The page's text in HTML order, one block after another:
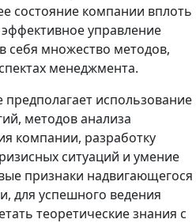
состояние компании вплоть
управление
себя множество методов,
менеджмента.
использование
методов анализа
компании, разработку
ситуаций и умение
признаки надвигающегося
для успешного ведения
теоретические знания с